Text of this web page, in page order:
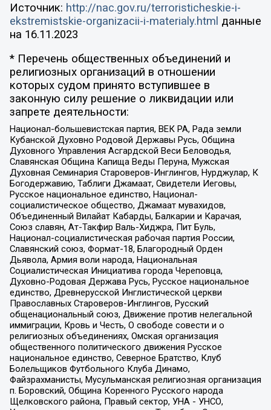
Источник: http://nac.gov.ru/terroristicheskie-i-
ekstremistskie-organizacii-i-materialy.html данные
на 16.11.2023
* Перечень общественных объединений и
религиозных организаций в отношении
которых судом принято вступившее в
законную силу решение о ликвидации или
запрете деятельности:
Национал-большевистская партия, ВЕК РА, Рада земли
Кубанской Духовно Родовой Державы Русь, Община
Духовного Управления Асгардской Веси Беловодья,
Славянская Община Капища Веды Перуна, Мужская
Духовная Семинария Староверов-Инглингов, Нурджулар, К
Богодержавию, Таблиги Джамаат, Свидетели Иеговы,
Русское национальное единство, Национал-
социалистическое общество, Джамаат мувахидов,
Объединенный Вилайат Кабарды, Балкарии и Карачая,
Союз славян, Ат-Такфир Валь-Хиджра, Пит Буль,
Национал-социалистическая рабочая партия России,
Славянский союз, Формат-18, Благородный Орден
Дьявола, Армия воли народа, Национальная
Социалистическая Инициатива города Череповца,
Духовно-Родовая Держава Русь, Русское национальное
единство, Древнерусской Инглистической церкви
Православных Староверов-Инглингов, Русский
общенациональный союз, Движение против нелегальной
иммиграции, Кровь и Честь, О свободе совести и о
религиозных объединениях, Омская организация
общественного политического движения Русское
национальное единство, Северное Братство, Клуб
Болельщиков Футбольного Клуба Динамо,
Файзрахманисты, Мусульманская религиозная организация
п. Боровский, Община Коренного Русского народа
Щелковского района, Правый сектор, УНА - УНСО,